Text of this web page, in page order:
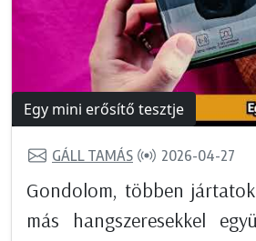
Egy mini erősítő tesztje
GÁLL TAMÁS 2026-04-27
Gondolom, többen
más hangszeresekkel